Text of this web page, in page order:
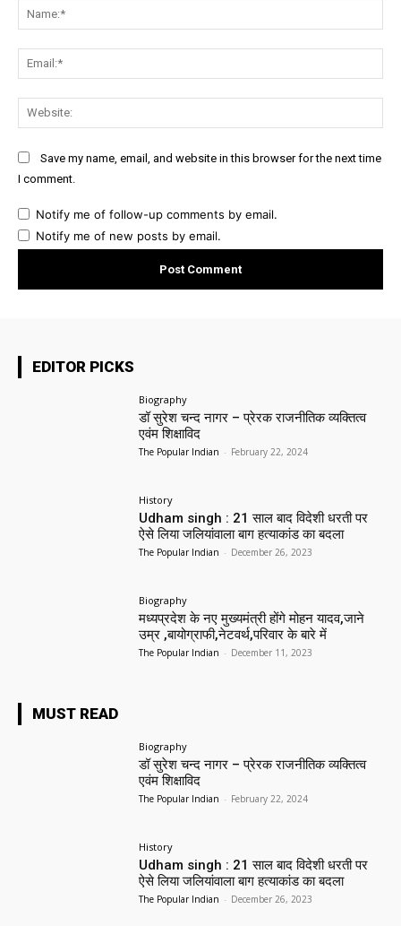
Save my name, email, and website in this browser for the next time
I comment.
Notify me of follow-up comments by email.
Notify me of new posts by email.
EDITOR PICKS
Biography
डॉ सुरेश चन्द नागर – प्रेरक राजनीतिक व्यक्तित्व
एवंम शिक्षाविद
The Popular Indian - February 22, 2024
History
Udham singh : 21 साल बाद विदेशी धरती पर
ऐसे लिया जलियांवाला बाग हत्याकांड का बदला
The Popular Indian - December 26, 2023
Biography
मध्यप्रदेश के नए मुख्यमंत्री होंगे मोहन यादव,जाने
उम्र ,बायोग्राफी,नेटवर्थ,परिवार के बारे में
The Popular Indian - December 11, 2023
MUST READ
Biography
डॉ सुरेश चन्द नागर – प्रेरक राजनीतिक व्यक्तित्व
एवंम शिक्षाविद
The Popular Indian - February 22, 2024
History
Udham singh : 21 साल बाद विदेशी धरती पर
ऐसे लिया जलियांवाला बाग हत्याकांड का बदला
The Popular Indian - December 26, 2023